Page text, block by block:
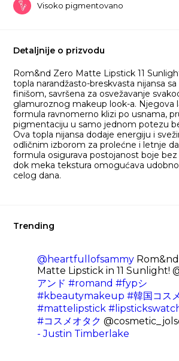
Visoko pigmentovano
Detaljnije o prizvodu
Rom&nd Zero Matte Lipstick 11
topla narandžasto-breskvasta nijansa
finišom, savršena za osvežavanje
glamuroznog makeup look-a. Njegova
formula ravnomerno klizi po usnama,
pigmentaciju u samo jednom potezu
Ova topla nijansa dodaje energiju i
odličnim izborom za prolećne i letnje
formula osigurava postojanost boje bez
dok meka tekstura omogućava
celog dana.
Trending
@heartfullofsammy
Matte Lipstick in 11 Sunlight!
アンド #romand #fypシ
#kbeautymakeup #韓国コスメ
#mattelipstick
#コスメオタク
- Justin Timberlake